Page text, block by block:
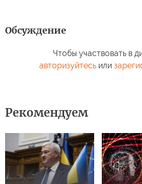
Обсуждение
Чтобы участвовать в
авторизуйтесьили
Рекомендуем